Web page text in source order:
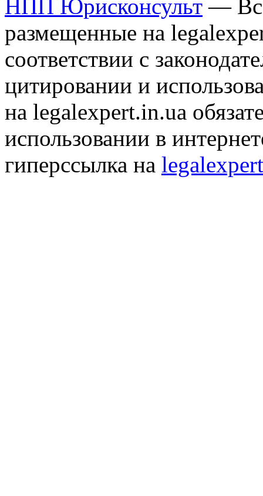
НПП Юрисконсульт —
размещенные на
соответствии с
цитировании и
на legalexpert.in.ua
использовании в
гиперссылка на